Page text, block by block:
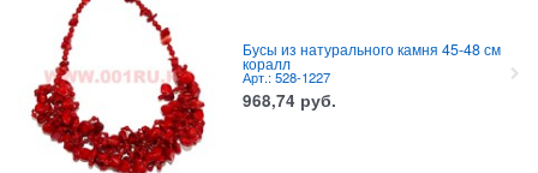
Бусы из натурального камня 45-48 см
коралл
Арт.: 528-1227
968,74 руб.